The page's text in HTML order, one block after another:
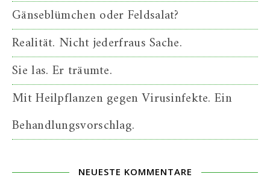
Gänseblümchen oder Feldsalat?
Realität. Nicht jederfraus Sache.
Sie las. Er träumte.
Mit Heilpflanzen gegen Virusinfekte. Ein
Behandlungsvorschlag.
NEUESTE KOMMENTARE